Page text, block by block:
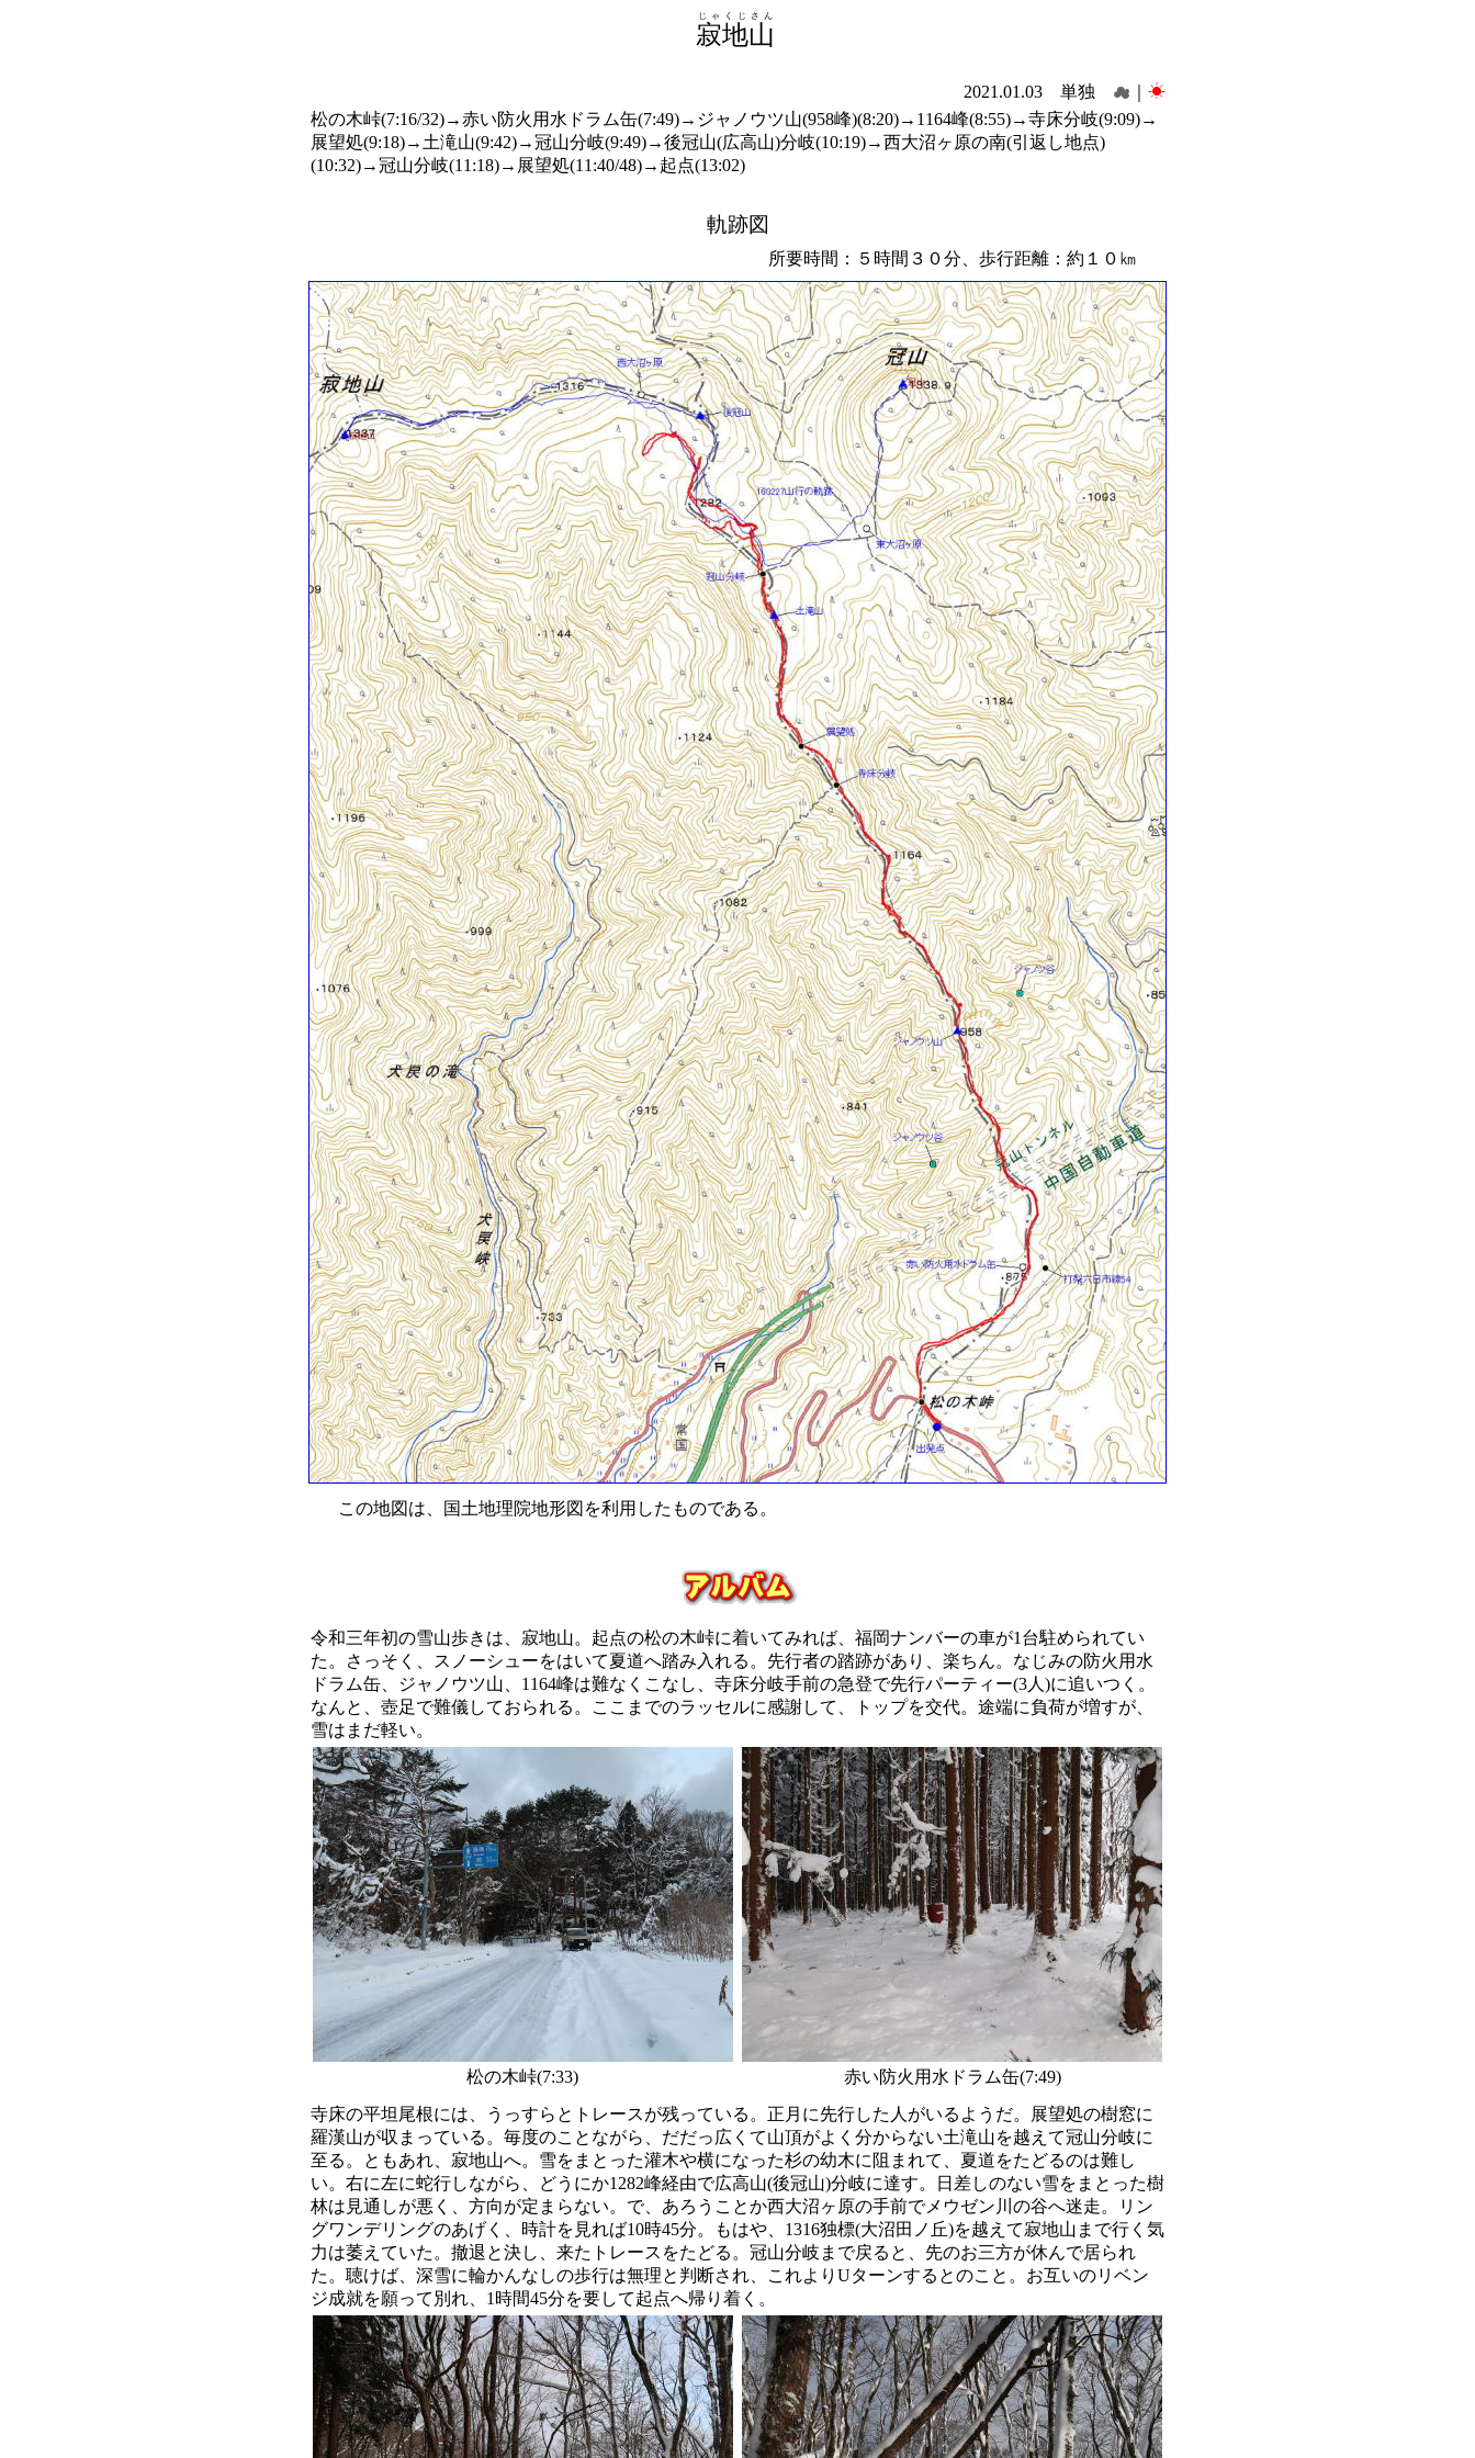
寂地山
じゃくじさん
2021.01.03 単独 ☁
☀
松の木峠(7:16/32)→赤い防火用水ドラム缶(7:49)→ジャノウツ山(958峰)(8:20)→1164峰(8:55)→寺床分岐(9:09)→
展望処(9:18)→土滝山(9:42)→冠山分岐(9:49)→後冠山(広高山)分岐(10:19)→西大沼ヶ原の南(引返し地点)
(10:32)→冠山分岐(11:18)→展望処(11:40/48)→起点(13:02)
軌跡図
所要時間：５時間３０分、歩行距離：約１０㎞
この地図は、国土地理院地形図を利用したものである。
令和三年初の雪山歩きは、寂地山。起点の松の木峠に着いてみれば、福岡ナンバーの車が1台駐められてい
た。さっそく、スノーシューをはいて夏道へ踏み入れる。先行者の踏跡があり、楽ちん。なじみの防火用水
ドラム缶、ジャノウツ山、1164峰は難なくこなし、寺床分岐手前の急登で先行パーティー(3人)に追いつく。
なんと、壺足で難儀しておられる。ここまでのラッセルに感謝して、トップを交代。途端に負荷が増すが、
雪はまだ軽い。
松の木峠(7:33)
赤い防火用水ドラム缶(7:49)
寺床の平坦尾根には、うっすらとトレースが残っている。正月に先行した人がいるようだ。展望処の樹窓に
羅漢山が収まっている。毎度のことながら、だだっ広くて山頂がよく分からない土滝山を越えて冠山分岐に
至る。ともあれ、寂地山へ。雪をまとった灌木や横になった杉の幼木に阻まれて、夏道をたどるのは難し
い。右に左に蛇行しながら、どうにか1282峰経由で広高山(後冠山)分岐に達す。日差しのない雪をまとった樹
林は見通しが悪く、方向が定まらない。で、あろうことか西大沼ヶ原の手前でメウゼン川の谷へ迷走。リン
グワンデリングのあげく、時計を見れば10時45分。もはや、1316独標(大沼田ノ丘)を越えて寂地山まで行く気
力は萎えていた。撤退と決し、来たトレースをたどる。冠山分岐まで戻ると、先のお三方が休んで居られ
た。聴けば、深雪に輪かんなしの歩行は無理と判断され、これよりUターンするとのこと。お互いのリベン
ジ成就を願って別れ、1時間45分を要して起点へ帰り着く。